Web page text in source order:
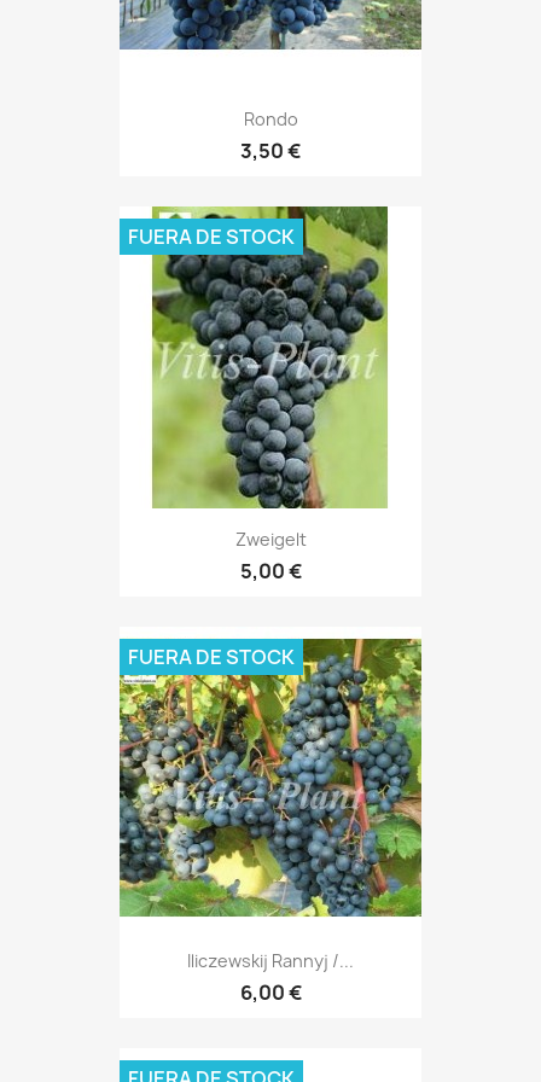
Rondo
3,50 €
Zweigelt
5,00 €
FUERA DE STOCK
Iliczewskij Rannyj /...
6,00 €
FUERA DE STOCK